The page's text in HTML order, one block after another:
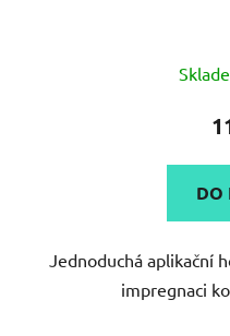
DO
Jednoduchá aplikační
impregnaci